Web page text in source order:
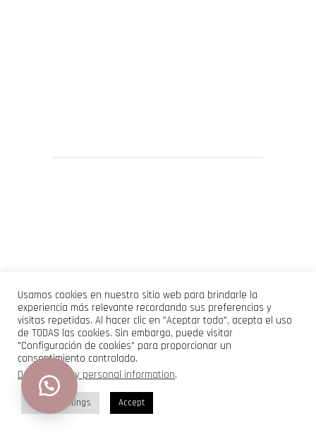
Usamos cookies en nuestro sitio web para brindarle la
experiencia más relevante recordando sus preferencias y
visitas repetidas. Al hacer clic en "Aceptar todo", acepta el uso
de TODAS las cookies. Sin embargo, puede visitar
"Configuración de cookies" para proporcionar un
consentimiento controlado.
Do not sell my personal information.
Cookie Settings Accept